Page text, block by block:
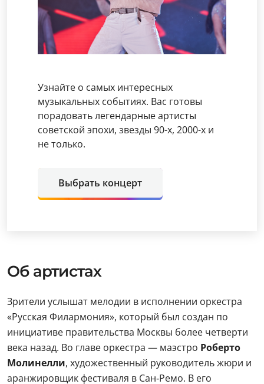
Узнайте о самых интересных
музыкальных событиях. Вас готовы
порадовать легендарные артисты
советской эпохи, звезды 90-х, 2000-х и
не только.
Выбрать концерт
Об артистах
Зрители услышат мелодии в исполнении оркестра
«Русская Филармония», который был создан по
инициативе правительства Москвы более четверти
века назад. Во главе оркестра — маэстро Роберто
Молинелли, художественный руководитель жюри и
аранжировщик фестиваля в Сан‑Ремо. В его